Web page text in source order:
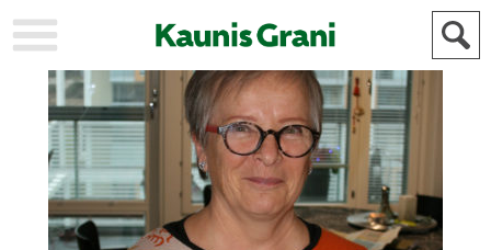
KAUPUNKI
STADEN
AJANKOHTAISTA
AKTUELLT
URHEILU
IDROTT
KULTTUURI
KULTUR
HISTORIA
HISTORIA